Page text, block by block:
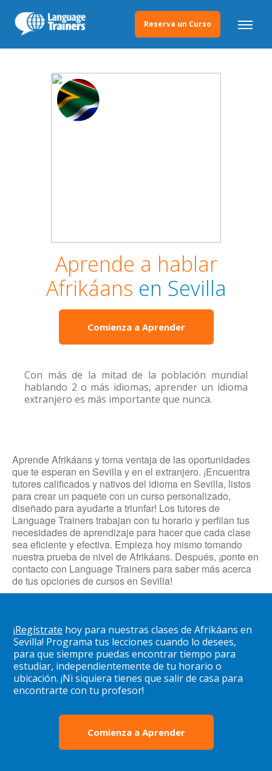
Reserva un Curso
Aprende a hablar
Afrikáans en Sevilla
Comienza a Aprender
Con más de la mitad de la población mundial
hablando 2 o más idiomas, aprender un idioma
extranjero es más importante que nunca.
Aprende Afrikáans y toma ventaja de las oportunidades
que te esperan en Sevilla y en el extranjero. ¡Encuentra
tutores calificados y nativos del idioma en Sevilla, listos
para crear un paquete con un curso personalizado,
diseñado para ayudarte a triunfar! Los tutores de
Language Trainers trabajan con tu horario y perfilan tus
necesidades de aprendizaje para hacer que cada clase
sea eficiente y efectiva. Empieza hoy mismo tomando
nuestra prueba de nivel de Afrikáans. Después, ¡ponte en
contacto con Language Trainers para saber más acerca
de tus opciones de cursos en Sevilla!
¡Regístrate hoy para nuestras clases de Afrikáans en
Sevilla! Programa tus lecciones cuando lo desees,
para que siempre puedas encontrar tiempo para
estudiar, independientemente de tu horario o
ubicación. ¡Ni siquiera tienes que salir de casa para
encontrarte con tu profesor!
Comienza a Aprender